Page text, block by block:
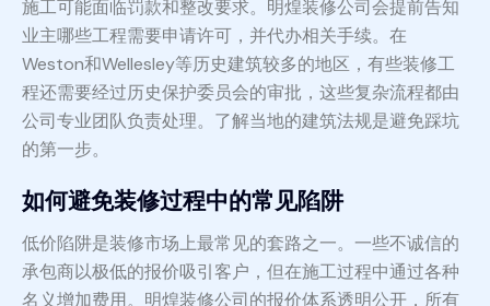
施工可能面临罚款和整改要求。明煌装修公司会提前告知
业主哪些工程需要申请许可，并代办相关手续。在
Weston和Wellesley等历史建筑较多的地区，有些装修工
程还需要经过历史保护委员会的审批，这些复杂流程都由
公司专业团队负责处理。了解当地的建筑法规是避免踩坑
的第一步。
如何避免装修过程中的常见陷阱
低价陷阱是装修市场上最常见的套路之一。一些不诚信的
承包商以极低的报价吸引客户，但在施工过程中通过各种
名义增加费用。明煌装修公司的报价体系透明公开，所有